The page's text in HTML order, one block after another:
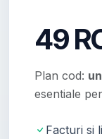
49
Plan cod:
esentiale
Facturi si